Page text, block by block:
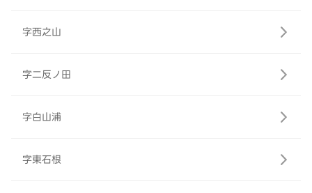
字西之山
字二反ノ田
字白山浦
字東石根